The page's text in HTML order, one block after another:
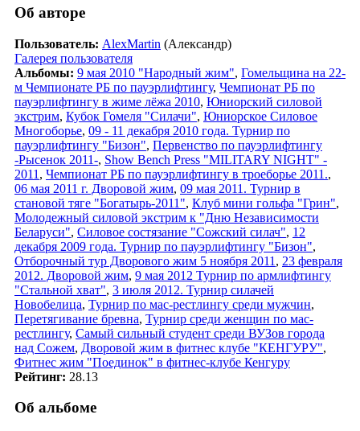
Об авторе
Пользователь: AlexMartin (Александр)
Галерея пользователя
Альбомы: 9 мая 2010 "Народный жим", Гомельщина на 22-
м Чемпионате РБ по пауэрлифтингу, Чемпионат РБ по
пауэрлифтингу в жиме лёжа 2010, Юниорский силовой
экстрим, Кубок Гомеля "Силачи", Юниорское Силовое
Многоборье, 09 - 11 декабря 2010 года. Турнир по
пауэрлифтингу "Бизон", Первенство по пауэрлифтингу
-Рысенок 2011-, Show Bench Press "MILITARY NIGHT" -
2011 , Чемпионат РБ по пауэрлифтингу в троеборье 2011.,
06 мая 2011 г. Дворовой жим, 09 мая 2011. Турнир в
становой тяге "Богатырь-2011", Клуб мини гольфа "Грин",
Молодежный силовой экстрим к "Дню Независимости
Беларуси", Силовое состязание "Сожский силач", 12
декабря 2009 года. Турнир по пауэрлифтингу "Бизон",
Отборочный тур Дворового жим 5 ноября 2011 , 23 февраля
2012. Дворовой жим, 9 мая 2012 Турнир по армлифтингу
"Стальной хват", 3 июля 2012. Турнир силачей
Новобелица, Турнир по мас-рестлингу среди мужчин,
Перетягивание бревна, Турнир среди женщин по мас-
рестлингу, Самый сильный студент среди ВУЗов города
над Сожем, Дворовой жим в фитнес клубе "КЕНГУРУ",
Фитнес жим "Поединок" в фитнес-клубе Кенгуру
Рейтинг: 28.13
Об альбоме